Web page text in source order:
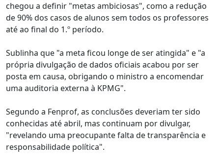
chegou a definir "metas ambiciosas", como a redução
de 90% dos casos de alunos sem todos os professores
até ao final do 1.º período.
Sublinha que "a meta ficou longe de ser atingida" e "a
própria divulgação de dados oficiais acabou por ser
posta em causa, obrigando o ministro a encomendar
uma auditoria externa à KPMG".
Segundo a Fenprof, as conclusões deveriam ter sido
conhecidas até abril, mas continuam por divulgar,
"revelando uma preocupante falta de transparência e
responsabilidade política".